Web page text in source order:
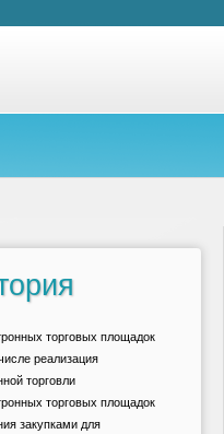
торговых площадок
реализация
торговли
торговых площадок
закупками для